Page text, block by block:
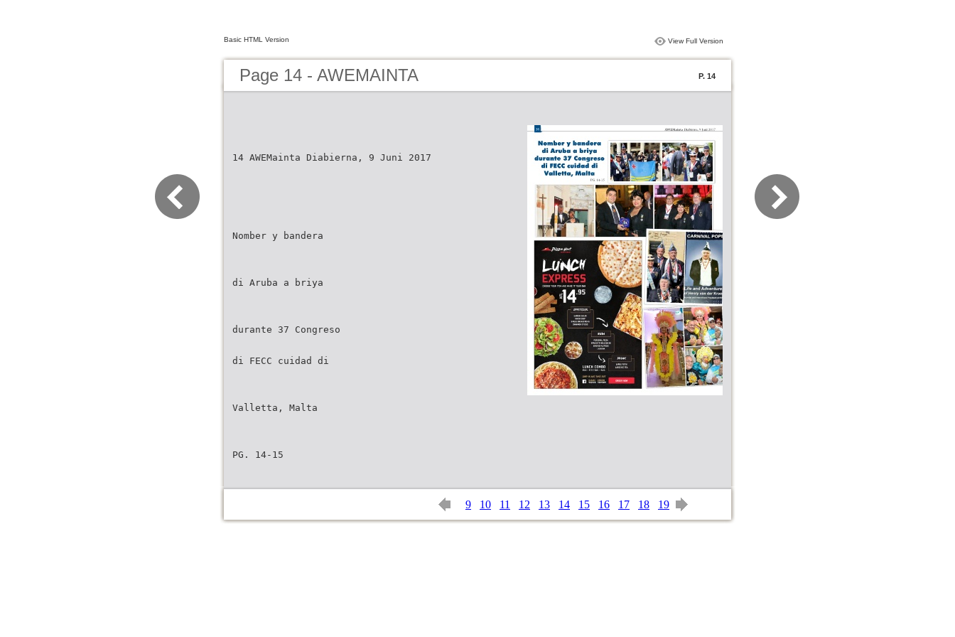
Basic HTML Version View Full Version
Page 14 - AWEMAINTA P. 14
14 AWEMainta Diabierna, 9 Juni 2017
Nomber y bandera
di Aruba a briya
durante 37 Congreso
di FECC cuidad di
Valletta, Malta
PG. 14-15
9 10 11 12 13 14 15 16 17 18 19